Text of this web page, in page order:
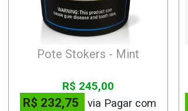
Pote Stokers - Mint
R$ 245,00
R$ 232,75
via Pagar com